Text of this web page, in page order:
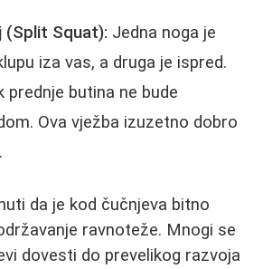
(Split Squat): Jedna noga je
iza vas, a druga je ispred.
prednje butina ne bude
Ova vježba izuzetno dobro
da je kod čučnjeva bitno
ravnoteže. Mnogi se
dovesti do prevelikog razvoja